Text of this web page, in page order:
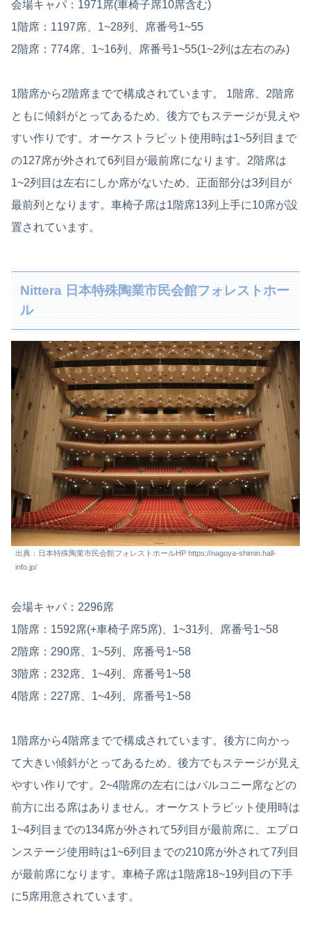
会場キャパ：1971席(車椅子席10席含む)
1階席：1197席、1~28列、席番号1~55
2階席：774席、1~16列、席番号1~55(1~2列は左右のみ)
1階席から2階席までで構成されています。 1階席、2階席
ともに傾斜がとってあるため、後方でもステージが見えや
すい作りです。オーケストラピット使用時は1~5列目まで
の127席が外されて6列目が最前席になります。2階席は
1~2列目は左右にしか席がないため、正面部分は3列目が
最前列となります。車椅子席は1階席13列上手に10席が設
置されています。
Nittera 日本特殊陶業市民会館フォレストホー
ル
出典：日本特殊陶業市民会館フォレストホールHP https://nagoya-shimin.hall-
info.jp/
会場キャパ：2296席
1階席：1592席(+車椅子席5席)、1~31列、席番号1~58
2階席：290席、1~5列、席番号1~58
3階席：232席、1~4列、席番号1~58
4階席：227席、1~4列、席番号1~58
1階席から4階席までで構成されています。後方に向かっ
て大きい傾斜がとってあるため、後方でもステージが見え
やすい作りです。2~4階席の左右にはバルコニー席などの
前方に出る席はありません。オーケストラピット使用時は
1~4列目までの134席が外されて5列目が最前席に、エプロ
ンステージ使用時は1~6列目までの210席が外されて7列目
が最前席になります。車椅子席は1階席18~19列目の下手
に5席用意されています。